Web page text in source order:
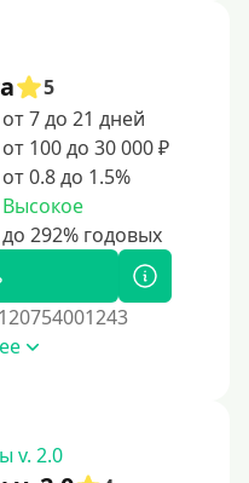
важно
задолженности,
кредитный
кредитные
обязательств
5
от 7 до 21 дней
от 100 до 30 000 ₽
от 0.8 до 1.5%
Высокое